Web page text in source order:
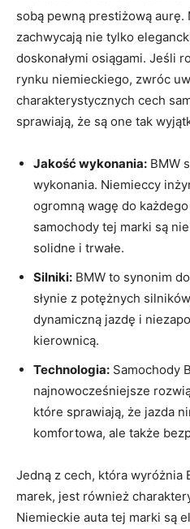
sobą pewną prestiżową
zachwycają nie tylko
doskonałymi osiągami.⁢ Jeśli
rynku niemieckiego, zwróc⁢
charakterystycznych cech
sprawiają, że są⁤ one tak
Jakość wykonania: BMW
wykonania. Niemieccy
ogromną wagę do
samochody tej marki ⁢są
solidne⁤ i trwałe.
Silniki: BMW⁣ to synonim
słynie z ⁣potężnych
dynamiczną ‍jazdę i
kierownicą.
Technologia: Samochody
najnowocześniejsze
które sprawiają, że jazda
komfortowa, ale także
Jedną z cech, która wyróżnia
marek, ‌jest również
Niemieckie auta tej marki są